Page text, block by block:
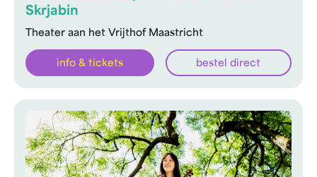
Theater aan het Vrijthof Maastricht
Skrjabin
info & tickets bestel direct